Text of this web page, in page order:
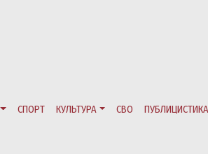
СПОРТ КУЛЬТУРА СВО ПУБЛИЦИСТИКА